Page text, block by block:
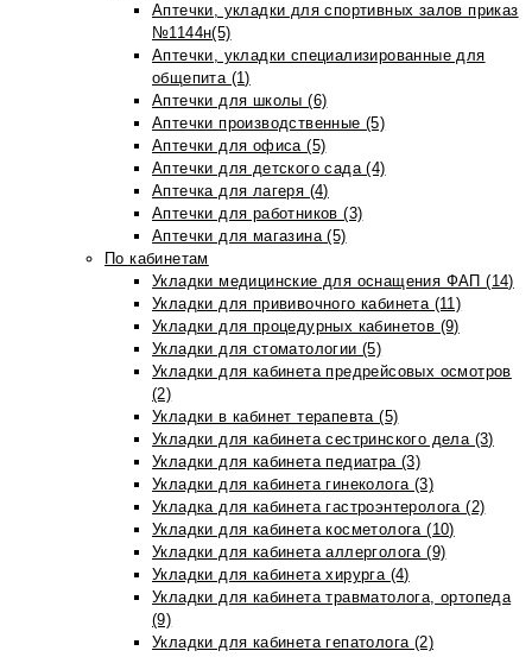
Аптечки, укладки для спортивных залов приказ
№1144н(5)
Аптечки, укладки специализированные для
общепита (1)
Аптечки для школы (6)
Аптечки производственные (5)
Аптечки для офиса (5)
Аптечки для детского сада (4)
Аптечка для лагеря (4)
Аптечки для работников (3)
Аптечки для магазина (5)
По кабинетам
Укладки медицинские для оснащения ФАП (14)
Укладки для прививочного кабинета (11)
Укладки для процедурных кабинетов (9)
Укладки для стоматологии (5)
Укладки для кабинета предрейсовых осмотров
(2)
Укладки в кабинет терапевта (5)
Укладки для кабинета сестринского дела (3)
Укладки для кабинета педиатра (3)
Укладки для кабинета гинеколога (3)
Укладка для кабинета гастроэнтеролога (2)
Укладки для кабинета косметолога (10)
Укладки для кабинета аллерголога (9)
Укладки для кабинета хирурга (4)
Укладки для кабинета травматолога, ортопеда
(9)
Укладки для кабинета гепатолога (2)